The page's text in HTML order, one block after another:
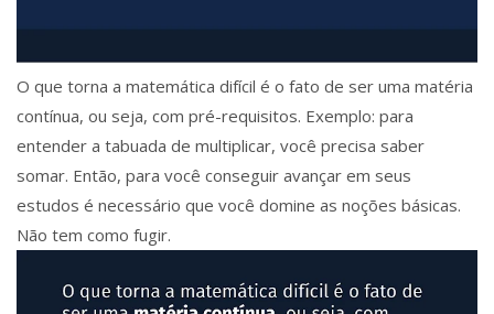
O que torna a matemática difícil é o fato de ser uma matéria
contínua, ou seja, com pré-requisitos. Exemplo: para
entender a tabuada de multiplicar, você precisa saber
somar. Então, para você conseguir avançar em seus
estudos é necessário que você domine as noções básicas.
Não tem como fugir.